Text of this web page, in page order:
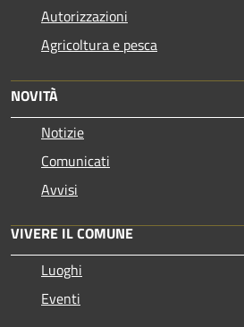
Autorizzazioni
Agricoltura e pesca
NOVITÀ
Notizie
Comunicati
Avvisi
VIVERE IL COMUNE
Luoghi
Eventi